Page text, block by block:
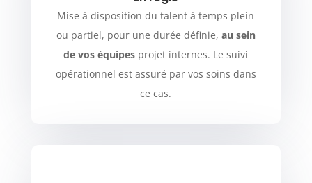
Mise à disposition du talent à temps plein
ou partiel, pour une durée définie, au sein
de vos équipes projet internes. Le suivi
opérationnel est assuré par vos soins dans
ce cas.